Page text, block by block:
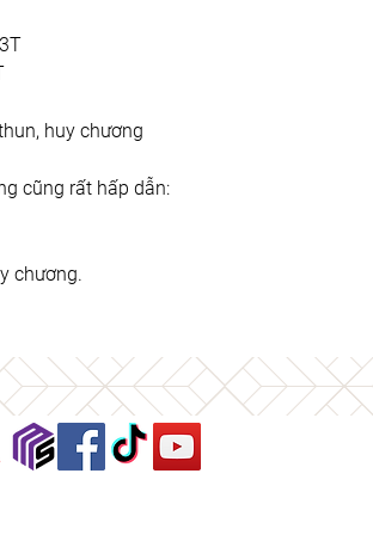
huy chương
cũng rất hấp dẫn:
chương.